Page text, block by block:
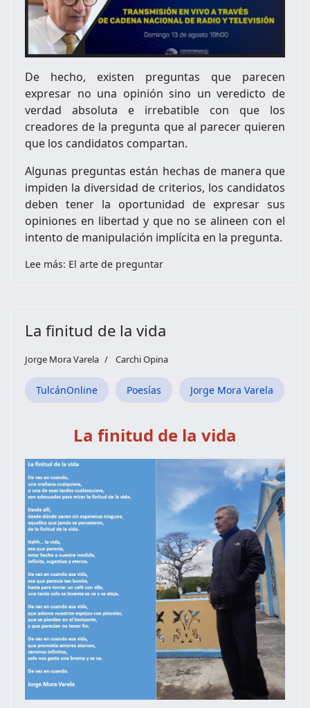
De hecho, existen preguntas que parecen
expresar no una opinión sino un veredicto de
verdad absoluta e irrebatible con que los
creadores de la pregunta que al parecer quieren
que los candidatos compartan.
Algunas preguntas están hechas de manera que
impiden la diversidad de criterios, los candidatos
deben tener la oportunidad de expresar sus
opiniones en libertad y que no se alineen con el
intento de manipulación implícita en la pregunta.
Lee más: El arte de preguntar
La finitud de la vida
Jorge Mora Varela Carchi Opina
TulcánOnline Poesías Jorge Mora Varela
La finitud de la vida